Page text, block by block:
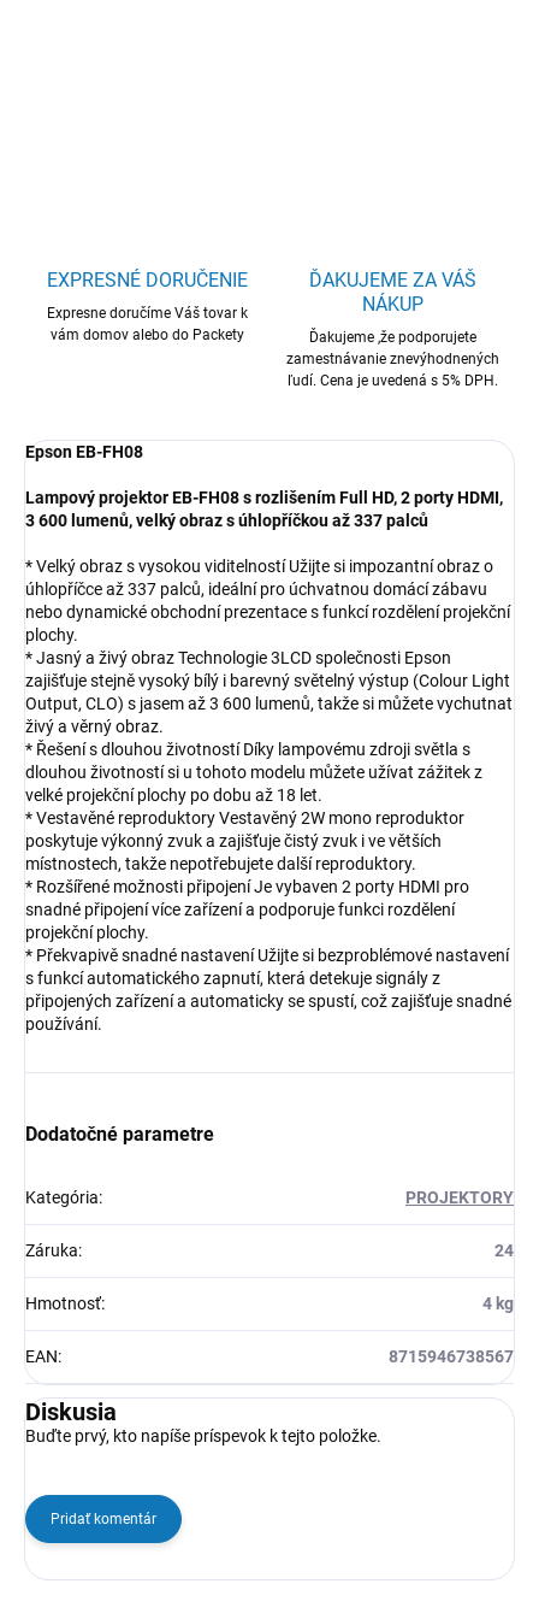
EXPRESNÉ DORUČENIE
Expresne doručíme Váš tovar k
vám domov alebo do Packety
ĎAKUJEME ZA VÁŠ
NÁKUP
Ďakujeme ,že podporujete
zamestnávanie znevýhodnených
ľudí. Cena je uvedená s 5% DPH.
Epson EB-FH08
Lampový projektor EB-FH08 s rozlišením Full HD, 2 porty HDMI,
3 600 lumenů, velký obraz s úhlopříčkou až 337 palců
* Velký obraz s vysokou viditelností Užijte si impozantní obraz o
úhlopříčce až 337 palců, ideální pro úchvatnou domácí zábavu
nebo dynamické obchodní prezentace s funkcí rozdělení projekční
plochy.
* Jasný a živý obraz Technologie 3LCD společnosti Epson
zajišťuje stejně vysoký bílý i barevný světelný výstup (Colour Light
Output, CLO) s jasem až 3 600 lumenů, takže si můžete vychutnat
živý a věrný obraz.
* Řešení s dlouhou životností Díky lampovému zdroji světla s
dlouhou životností si u tohoto modelu můžete užívat zážitek z
velké projekční plochy po dobu až 18 let.
* Vestavěné reproduktory Vestavěný 2W mono reproduktor
poskytuje výkonný zvuk a zajišťuje čistý zvuk i ve větších
místnostech, takže nepotřebujete další reproduktory.
* Rozšířené možnosti připojení Je vybaven 2 porty HDMI pro
snadné připojení více zařízení a podporuje funkci rozdělení
projekční plochy.
* Překvapivě snadné nastavení Užijte si bezproblémové nastavení
s funkcí automatického zapnutí, která detekuje signály z
připojených zařízení a automaticky se spustí, což zajišťuje snadné
používání.
Dodatočné parametre
Kategória: PROJEKTORY
Záruka: 24
Hmotnosť: 4 kg
EAN: 8715946738567
Diskusia
Buďte prvý, kto napíše príspevok k tejto položke.
Pridať komentár